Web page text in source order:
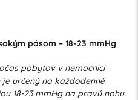
pásom – 18-23 mmHg
pobytov v nemocnici
určený na každodenné
18-23 mmHg na pravú nohu.